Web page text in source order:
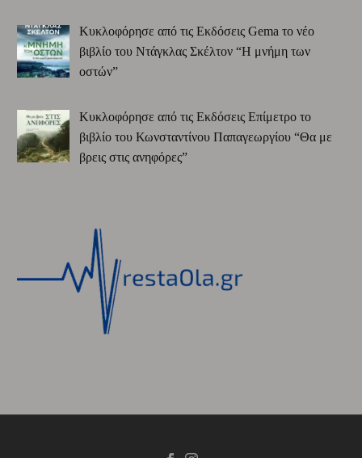
Κυκλοφόρησε από τις Εκδόσεις Gema το νέο
βιβλίο του Ντάγκλας Σκέλτον “Η μνήμη των
οστών”
Κυκλοφόρησε από τις Εκδόσεις Επίμετρο το
βιβλίο του Κωνσταντίνου Παπαγεωργίου “Θα με
βρεις στις ανηφόρες”